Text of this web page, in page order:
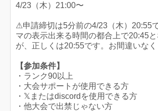
4/23（木）21:00〜
⚠申請締切は5分前の4/23（木）20:55
マの表示出来る時間の都合上で20:45
が、正しくは20:55です。お間違いなく
【参加条件】
・ランク90以上
・大会サポートが使用できる方
・𝕏またはdiscordを使用できる方
・他大会で出禁じゃない方